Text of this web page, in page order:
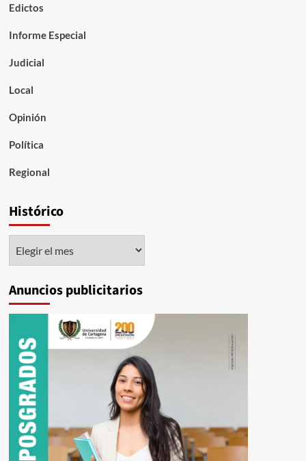
Edictos
Informe Especial
Judicial
Local
Opinión
Política
Regional
Histórico
Anuncios publicitarios